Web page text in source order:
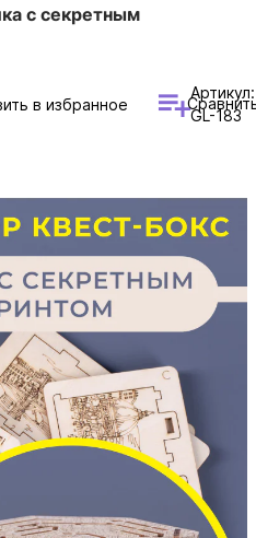
с секретным
в избранное
Артикул:
GL-183